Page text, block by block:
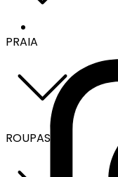
PRAIA
ROUPAS